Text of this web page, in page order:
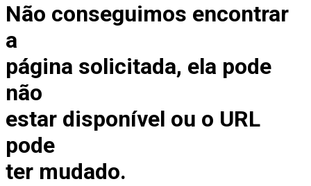
Não conseguimos encontrar
a
página solicitada, ela pode
não
estar disponível ou o URL
pode
ter mudado.